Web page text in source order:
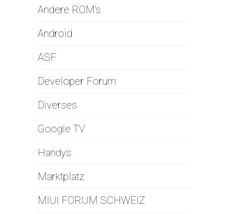
Andere ROM's
Android
ASF
Developer Forum
Diverses
Google TV
Handys
Marktplatz
MIUI FORUM SCHWEIZ